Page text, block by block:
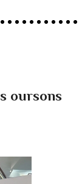
oursons